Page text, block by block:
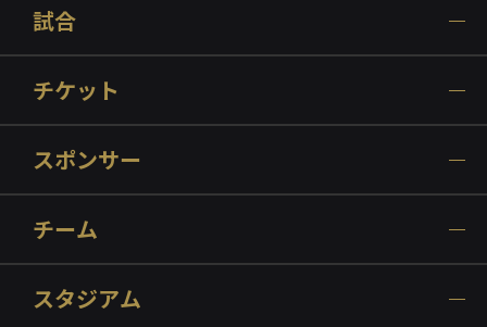
試合
チケット
スポンサー
チーム
スタジアム